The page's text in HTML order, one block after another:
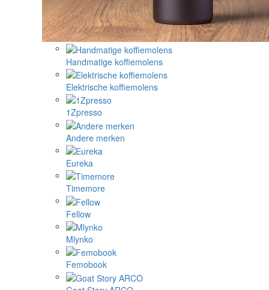
Handmatige koffiemolens
Elektrische koffiemolens
1Zpresso
Andere merken
Eureka
Timemore
Fellow
Mlynko
Femobook